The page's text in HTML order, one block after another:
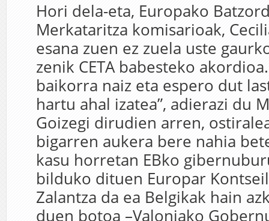
Hori dela-eta, Europako
Merkataritza komisarioak,
esana zuen ez zuela uste
zenik CETA babesteko
baikorra naiz eta espero dut
hartu ahal izatea”, adierazi du
Goizegi dirudien arren,
bigarren aukera bere nahia
kasu horretan EBko
bilduko dituen Europar
Zalantza da ea Belgikak hain
duen botoa –Valoniako